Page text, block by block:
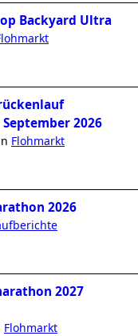
Backyard Ultra
2026
Flohmarkt
2026
2027
Flohmarkt